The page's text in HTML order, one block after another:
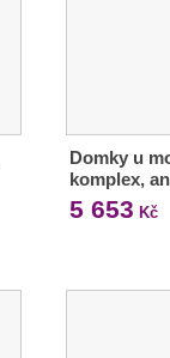
Domky u
komplex,
5 653 Kč